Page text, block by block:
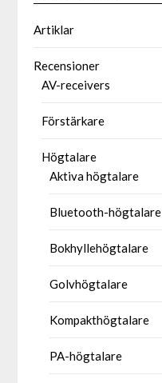
Artiklar
Recensioner
AV-receivers
Förstärkare
Högtalare
Aktiva högtalare
Bluetooth-högtalare
Bokhyllehögtalare
Golvhögtalare
Kompakthögtalare
PA-högtalare